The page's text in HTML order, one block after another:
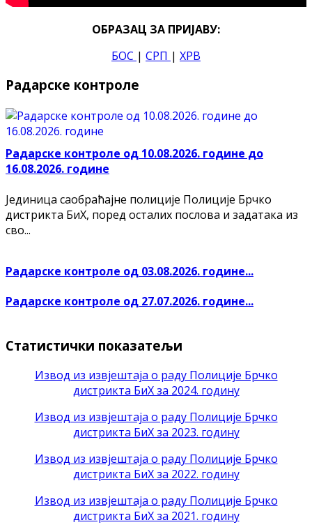
ОБРАЗАЦ ЗА ПРИЈАВУ:
БОС | СРП | ХРВ
Радарске контроле
Радарске контроле од 10.08.2026. године до
16.08.2026. године
Јединица саобраћајне полиције Полиције Брчко
дистрикта БиХ, поред осталих послова и задатака из
сво...
Радарске контроле од 03.08.2026. године...
Радарске контроле од 27.07.2026. године...
Статистички показатељи
Извод из извјештаја о раду Полиције Брчко
дистрикта БиХ за 2024. годину
Извод из извјештаја о раду Полиције Брчко
дистрикта БиХ за 2023. годину
Извод из извјештаја о раду Полиције Брчко
дистрикта БиХ за 2022. годину
Извод из извјештаја о раду Полиције Брчко
дистрикта БиХ за 2021. годину